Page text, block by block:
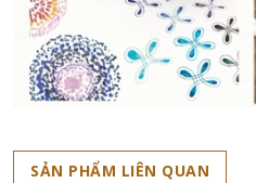
SẢN PHẨM LIÊN QUAN